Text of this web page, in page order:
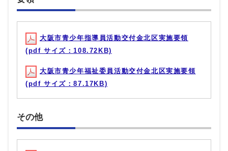
大阪市青少年指導員活動交付金北区実施要領
(pdf サイズ：108.72KB)
大阪市青少年福祉委員活動交付金北区実施要領
(pdf サイズ：87.17KB)
その他